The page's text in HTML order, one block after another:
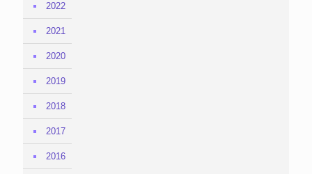
2022
2021
2020
2019
2018
2017
2016